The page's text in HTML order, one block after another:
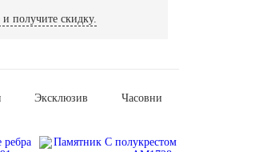
получите скидку.
Эксклюзив Часовни